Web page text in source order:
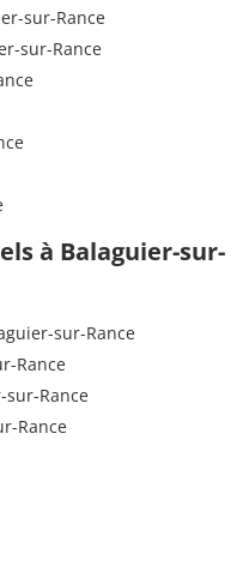
sur-Rance
sur-Rance
à Balaguier-sur-
sur-Rance
Rance
sur-Rance
Rance